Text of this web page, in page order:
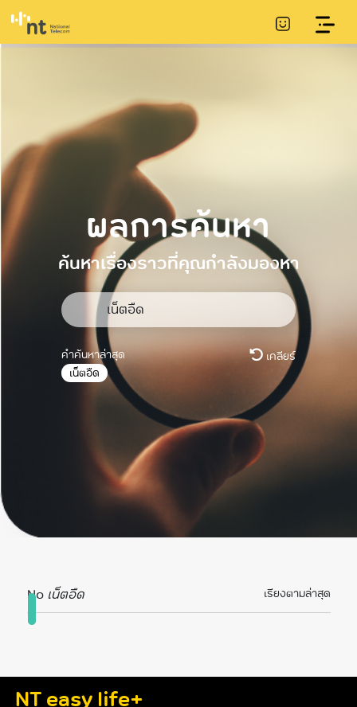
ผลการค้นหา
ค้นหาเรื่องราวที่คุณกำลังมองหา
คำค้นหาล่าสุด
เคลียร์
เน็ตอืด
Noเน็ตอืด เรียงตามล่าสุด
NT easy life+